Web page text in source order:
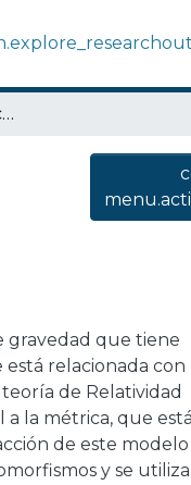
Soluciones cosmológicas en gravedad afín polinomial en 3 y 4 dimensiones
gravedad que tiene
relacionada con
de Relatividad
la métrica, que está
de este modelo
y se utiliza